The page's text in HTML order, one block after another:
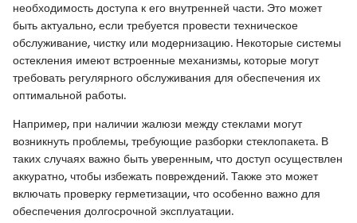
необходимость доступа к его внутренней части. Это может
быть актуально, если требуется провести техническое
обслуживание, чистку или модернизацию. Некоторые системы
остекления имеют встроенные механизмы, которые могут
требовать регулярного обслуживания для обеспечения их
оптимальной работы.
Например, при наличии жалюзи между стеклами могут
возникнуть проблемы, требующие разборки стеклопакета. В
таких случаях важно быть уверенным, что доступ осуществлен
аккуратно, чтобы избежать повреждений. Также это может
включать проверку герметизации, что особенно важно для
обеспечения долгосрочной эксплуатации.